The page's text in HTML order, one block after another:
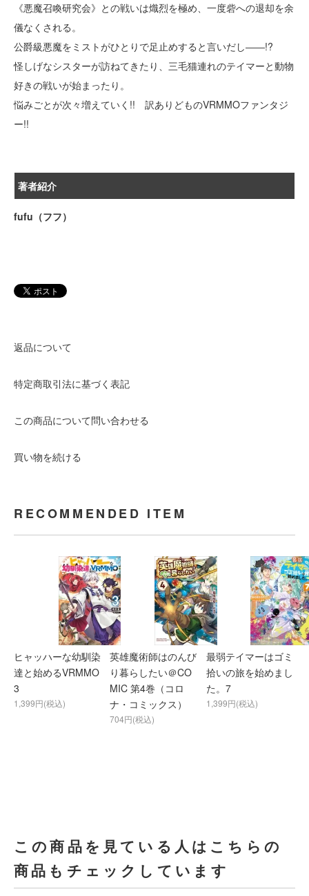
《悪魔召喚研究会》との戦いは熾烈を極め、一度砦への退却を余
儀なくされる。
公爵級悪魔をミストがひとりで足止めすると言いだし――!?
怪しげなシスターが訪ねてきたり、三毛猫連れのテイマーと動物
好きの戦いが始まったり。
悩みごとが次々増えていく!! 訳ありどものVRMMOファンタジ
ー!!
著者紹介
fufu（フフ）
返品について
特定商取引法に基づく表記
この商品について問い合わせる
買い物を続ける
RECOMMENDED ITEM
ヒャッハーな幼馴染
達と始めるVRMMO
3
1,399円(税込)
英雄魔術師はのんび
り暮らしたい＠CO
MIC 第4巻（コロ
ナ・コミックス）
704円(税込)
最弱テイマーはゴミ
拾いの旅を始めまし
た。7
1,399円(税込)
この商品を見ている人はこちらの
商品もチェックしています